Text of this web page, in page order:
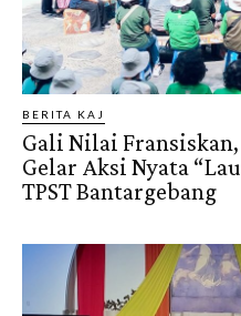
BERITA KAJ
Gali Nilai Fransiskan,
Gelar Aksi Nyata
TPST Bantargebang